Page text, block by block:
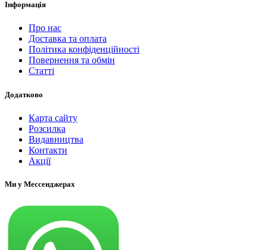
Інформація
Про нас
Доставка та оплата
Політика конфіденційності
Повернення та обмін
Статті
Додатково
Карта сайту
Розсилка
Видавництва
Контакти
Акції
Ми у Мессенджерах